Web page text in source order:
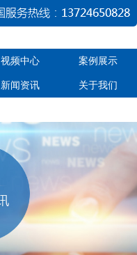
视频中心 案例展示
新闻资讯 关于我们